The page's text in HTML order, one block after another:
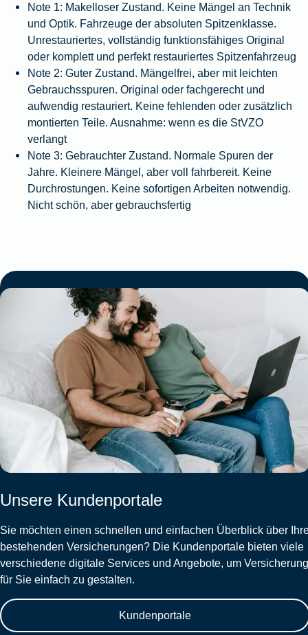
Note 1: Makelloser Zustand. Keine Mängel an Technik
und Optik. Fahrzeuge der absoluten Spitzenklasse.
Unrestauriertes, vollständig funktionsfähiges Original
oder komplett und perfekt restauriertes Spitzenfahrzeug
Note 2: Guter Zustand. Mängelfrei, aber mit leichten
Gebrauchsspuren. Original oder fachgerecht und
aufwendig restauriert. Keine fehlenden oder zusätzlich
montierten Teile. Ausnahme: wenn es die StVZO
verlangt
Note 3: Gebrauchter Zustand. Normale Spuren der
Jahre. Kleinere Mängel, aber voll fahrbereit. Keine
Durchrostungen. Keine sofortigen Arbeiten notwendig.
Nicht schön, aber gebrauchsfertig
Unsere Kundenportale
Sie möchten einen schnellen und einfachen Überblick über
bestehenden Versicherungen? Die Kundenportale bieten viele
verschiedene digitale Services und Angebote, um Versicherung
für Sie einfach zu gestalten.
Kundenportale